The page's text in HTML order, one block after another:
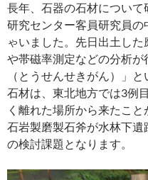
長年、石器の石材につい
研究センター客員研究員
ゃいました。先日出土し
や帯磁率測定などの分析
（とうせんせきがん）」
石材は、東北地方では3例
く離れた場所から来たこ
石岩製磨製石斧が水林下
の検討課題となります。